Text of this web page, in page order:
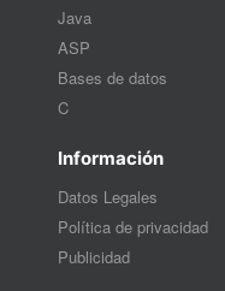
Java
ASP
Bases de datos
C
Información
Datos Legales
Política de privacidad
Publicidad